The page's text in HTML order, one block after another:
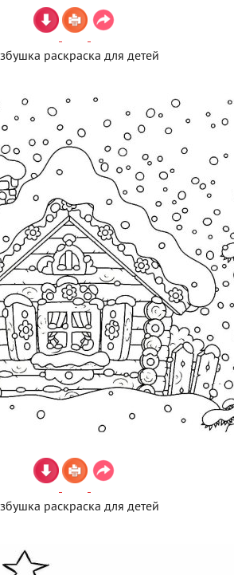
раскраска для детей
раскраска для детей